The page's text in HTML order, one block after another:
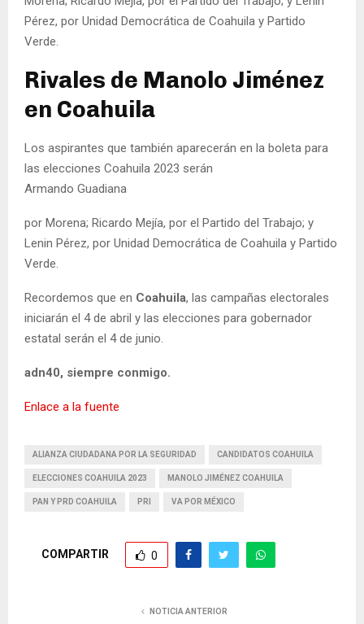
Pérez, por Unidad Democrática de Coahuila y Partido
Verde.
Rivales de Manolo Jiménez
en Coahuila
Los aspirantes que también aparecerán en la boleta para
las elecciones Coahuila 2023 serán
Armando Guadiana
por Morena; Ricardo Mejía, por el Partido del Trabajo; y
Lenin Pérez, por Unidad Democrática de Coahuila y Partido
Verde.
Recordemos que en Coahuila, las campañas electorales
iniciarán el 4 de abril y las elecciones para gobernador
estatal serán el 4 de junio.
adn40, siempre conmigo.
Enlace a la fuente
ALIANZA CIUDADANA POR LA SEGURIDAD CANDIDATOS COAHUILA
ELECCIONES COAHUILA 2023 MANOLO JIMÉNEZ COAHUILA
PAN Y PRD COAHUILA PRI VA POR MÉXICO
COMPARTIR 0
NOTICIA ANTERIOR